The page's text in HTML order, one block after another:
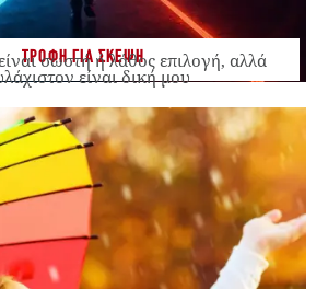
ΤΡΟΦΗ ΓΙΑ ΣΚΕΨΗ
σωστή ή λάθος επιλογή, αλλά
είναι δική μου